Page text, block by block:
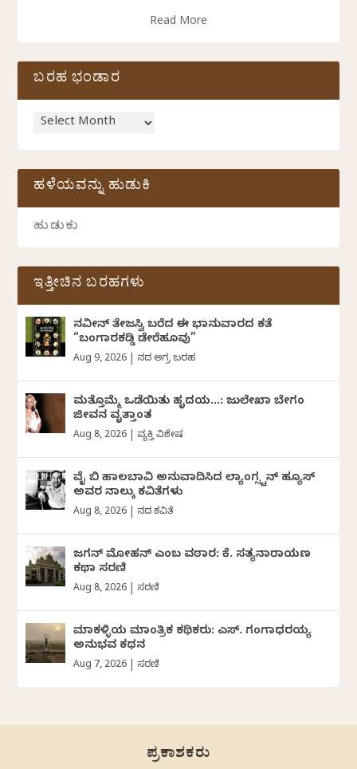
Read More
ಬರಹ ಭಂಡಾರ
ಹಳೆಯವನ್ನು ಹುಡುಕಿ
ಇತ್ತೀಚಿನ ಬರಹಗಳು
ನವೀನ್‌ ತೇಜಸ್ವಿ ಬರೆದ ಈ ಭಾನುವಾರದ ಕತೆ
“ಬಂಗಾರಕಡ್ಡಿ ಡೇರೆಹೂವು”
Aug 9, 2026 ದಿನದ ಅಗ್ರ ಬರಹ
ಮತ್ತೊಮ್ಮೆ ಒಡೆಯಿತು ಹೃದಯ…: ಜುಲೇಖಾ ಬೇಗಂ
ಜೀವನ ವೃತ್ತಾಂತ
Aug 8, 2026 ವ್ಯಕ್ತಿ ವಿಶೇಷ
ವೈ ಬಿ ಹಾಲಬಾವಿ ಅನುವಾದಿಸಿದ ಲ್ಯಾಂಗ್ಸ್ಟನ್ ಹ್ಯೂಸ್
ಅವರ ನಾಲ್ಕು ಕವಿತೆಗಳು
Aug 8, 2026 ದಿನದ ಕವಿತೆ
ಜಗನ್‌ ಮೋಹನ್‌ ಎಂಬ ವಠಾರ: ಕೆ. ಸತ್ಯನಾರಾಯಣ
ಕಥಾ ಸರಣಿ
Aug 8, 2026 ಸರಣಿ
ಮಾಕಳ್ಳಿಯ ಮಾಂತ್ರಿಕ ಕಥಿಕರು: ಎಸ್. ಗಂಗಾಧರಯ್ಯ
ಅನುಭವ ಕಥನ
Aug 7, 2026 ಸರಣಿ
ಪ್ರಕಾಶಕರು